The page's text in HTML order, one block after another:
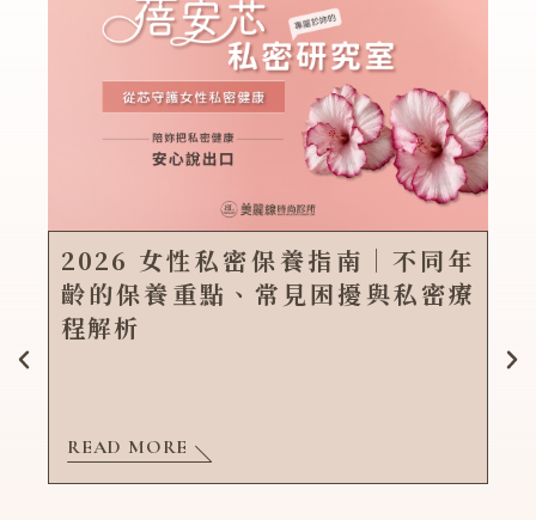
2026 女性私密保養指南｜不同年
齡的保養重點、常見困擾與私密療
程解析
READ MORE